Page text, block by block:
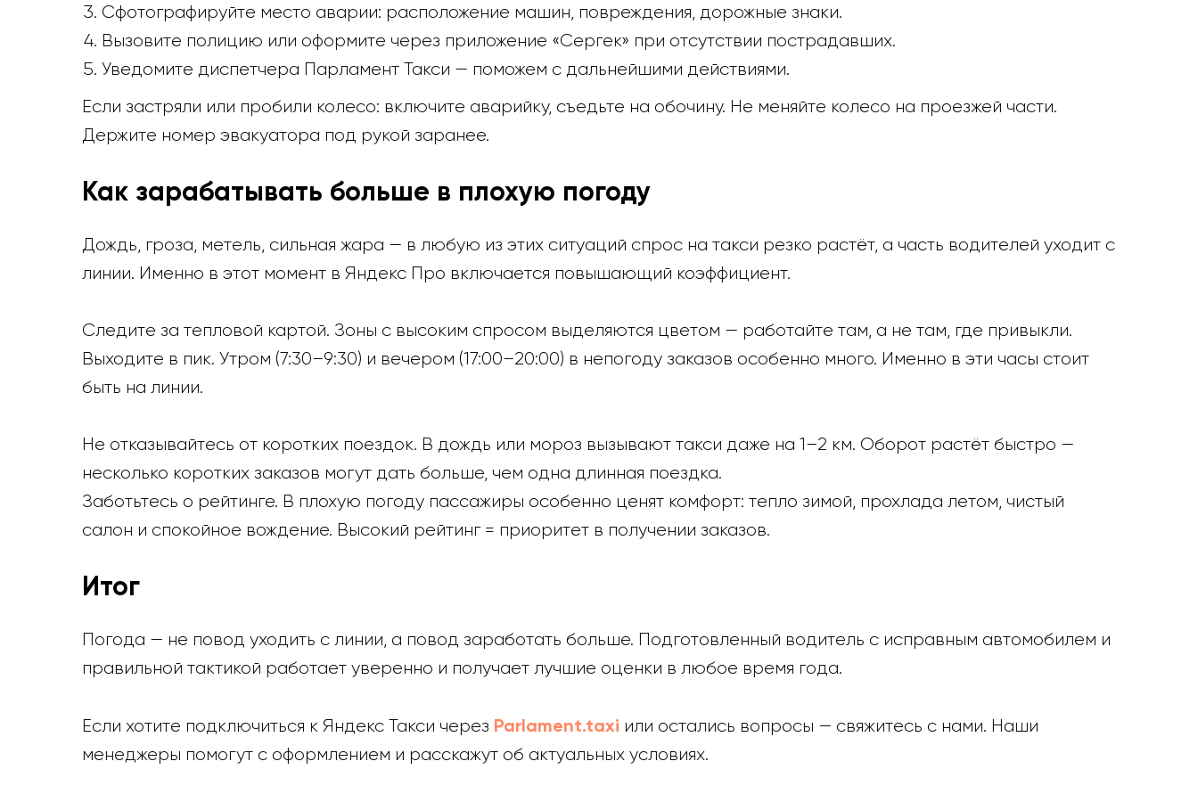
Сфотографируйте место аварии: расположение машин, повреждения, дорожные знаки.
Вызовите полицию или оформите через приложение «Сергек» при отсутствии пострадавших.
Уведомите диспетчера Парламент Такси — поможем с дальнейшими действиями.
Если застряли или пробили колесо: включите аварийку, съедьте на обочину. Не меняйте колесо на проезжей части.
Держите номер эвакуатора под рукой заранее.
Как зарабатывать больше в плохую погоду
Дождь, гроза, метель, сильная жара — в любую из этих ситуаций спрос на такси резко растёт, а часть водителей уходит с
линии. Именно в этот момент в Яндекс Про включается повышающий коэффициент.
Следите за тепловой картой. Зоны с высоким спросом выделяются цветом — работайте там, а не там, где привыкли.
Выходите в пик. Утром (7:30–9:30) и вечером (17:00–20:00) в непогоду заказов особенно много. Именно в эти часы стоит
быть на линии.
Не отказывайтесь от коротких поездок. В дождь или мороз вызывают такси даже на 1–2 км. Оборот растёт быстро —
несколько коротких заказов могут дать больше, чем одна длинная поездка.
Заботьтесь о рейтинге. В плохую погоду пассажиры особенно ценят комфорт: тепло зимой, прохлада летом, чистый
салон и спокойное вождение. Высокий рейтинг = приоритет в получении заказов.
Итог
Погода — не повод уходить с линии, а повод заработать больше. Подготовленный водитель с исправным автомобилем и
правильной тактикой работает уверенно и получает лучшие оценки в любое время года.
Если хотите подключиться к Яндекс Такси через Parlament.taxi или остались вопросы — свяжитесь с нами. Наши
менеджеры помогут с оформлением и расскажут об актуальных условиях.